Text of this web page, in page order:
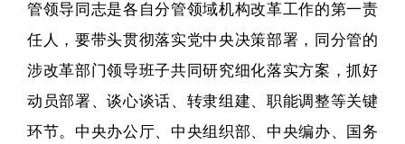
管领导同志是各自分管领域机构改革工作的第一责
任人，要带头贯彻落实党中央决策部署，同分管的
涉改革部门领导班子共同研究细化落实方案，抓好
动员部署、谈心谈话、转隶组建、职能调整等关键
环节。中央办公厅、中央组织部、中央编办、国务